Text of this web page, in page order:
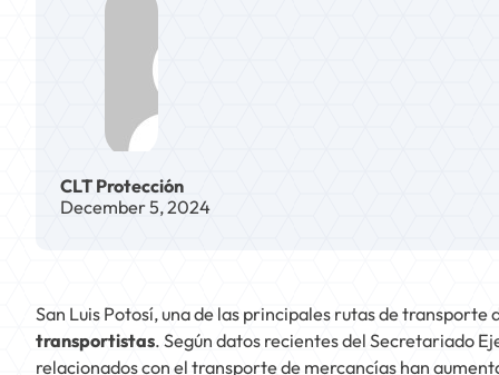
CLT Protección
December 5, 2024
San Luis Potosí, una de las principales rutas de
transportistas. Según datos recientes del Secretariado
relacionados con el transporte de mercancías han